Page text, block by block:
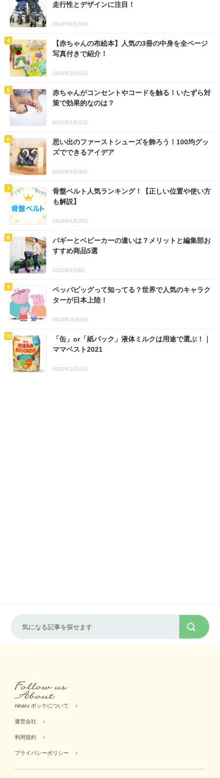
走行性とデザインに注目！
2019年6月24日
【赤ちゃんの布絵本】人気の3冊の中身を全ページ
写真付きで紹介！
2018年11月1日
赤ちゃんがコンセントやコードを触る！いたずら対
策で効果的なのは？
2021年3月11日
思い出のファーストシューズを飾ろう！100均グッ
ズでできるアイデア
2021年3月18日
骨盤ベルト人気ランキング！【正しい位置や使い方
も解説】
2019年4月15日
バギーとベビーカーの違いは？メリットと編集部お
すすめ商品5選
2021年3月8日
ペッパピッグって知ってる？世界で人気のキャラク
ターが日本上陸！
2018年10月8日
「缶」or「紙パック」液体ミルクは用途で選ぶ！｜
ママベスト2021
2021年1月12日
ninaru ポッケについて
運営会社
利用規約
プライバシーポリシー